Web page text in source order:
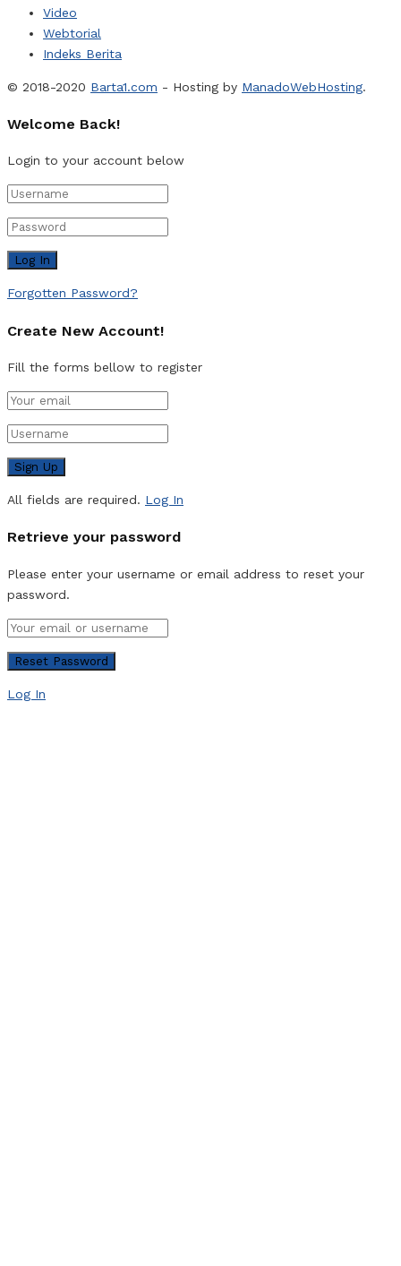
Video
Webtorial
Indeks Berita
© 2018-2020 Barta1.com - Hosting by ManadoWebHosting.
Welcome Back!
Login to your account below
Forgotten Password?
Create New Account!
Fill the forms bellow to register
All fields are required. Log In
Retrieve your password
Please enter your username or email address to reset your
password.
Log In